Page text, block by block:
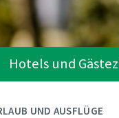
Hotels und
UND AUSFLÜGE